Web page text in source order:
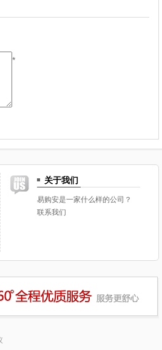
*
关于我们
易购安是一家什么样的公司？
联系我们